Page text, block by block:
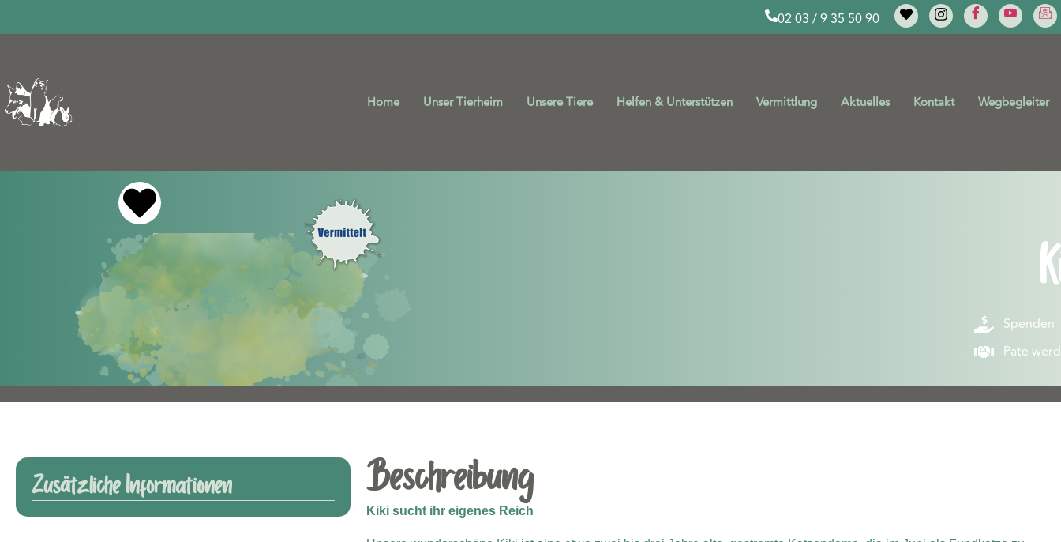
02 03 / 9 35 50 90
Home Unser Tierheim Unsere Tiere Helfen & Unterstützen Vermittlung Aktuelles Kontakt Wegbegleiter
Spenden
Pate
Zusätzliche Informationen Beschreibung
Kiki sucht ihr eigenes Reich